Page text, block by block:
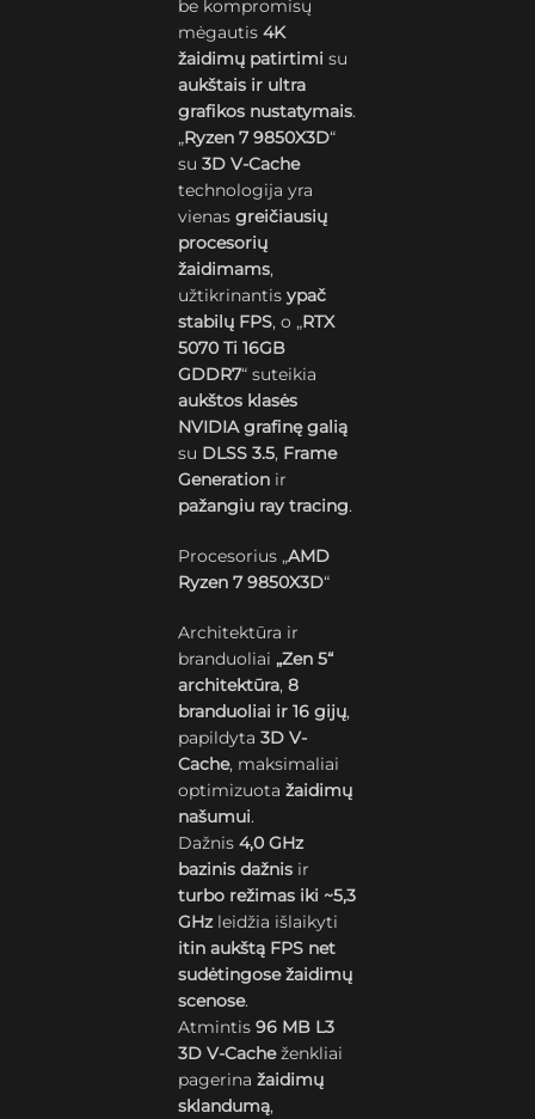
be kompromisų
mėgautis4K
žaidimų patirtimi su
aukštais ir ultra
grafikos nustatymais.
„Ryzen 7 9850X3D“
su3D V-Cache
technologija yra
vienasgreičiausių
procesorių
žaidimams,
užtikrinantisypač
stabilų FPS, o „RTX
5070 Ti 16GB
GDDR7“ suteikia
aukštos klasės
NVIDIA grafinę galią
su DLSS 3.5, Frame
Generation ir
pažangiu ray tracing.
Procesorius „AMD
Ryzen 7 9850X3D“
Architektūra ir
branduoliai „Zen 5“
architektūra,8
branduoliai ir 16 gijų,
papildyta3D V-
Cache, maksimaliai
optimizuotažaidimų
našumui.
Dažnis4,0 GHz
bazinis dažnis ir
turbo režimas iki ~5,3
GHzleidžia išlaikyti
itin aukštą FPS net
sudėtingose žaidimų
scenose.
Atmintis96 MB L3
3D V-Cacheženkliai
pagerinažaidimų
sklandumą,